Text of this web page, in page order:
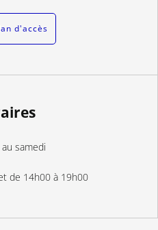
d'accès
samedi
de 14h00 à 19h00